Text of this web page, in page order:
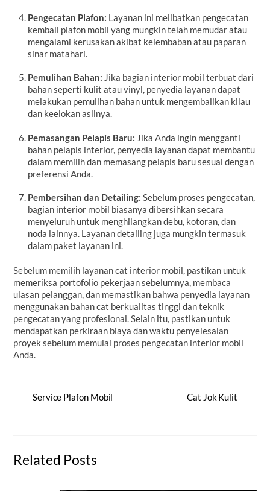
Pengecatan Plafon: Layanan ini melibatkan pengecatan
kembali plafon mobil yang mungkin telah memudar atau
mengalami kerusakan akibat kelembaban atau paparan
sinar matahari.
Pemulihan Bahan: Jika bagian interior mobil terbuat dari
bahan seperti kulit atau vinyl, penyedia layanan dapat
melakukan pemulihan bahan untuk mengembalikan kilau
dan keelokan aslinya.
Pemasangan Pelapis Baru: Jika Anda ingin mengganti
bahan pelapis interior, penyedia layanan dapat membantu
dalam memilih dan memasang pelapis baru sesuai dengan
preferensi Anda.
Pembersihan dan Detailing: Sebelum proses pengecatan,
bagian interior mobil biasanya dibersihkan secara
menyeluruh untuk menghilangkan debu, kotoran, dan
noda lainnya. Layanan detailing juga mungkin termasuk
dalam paket layanan ini.
Sebelum memilih layanan cat interior mobil, pastikan untuk
memeriksa portofolio pekerjaan sebelumnya, membaca
ulasan pelanggan, dan memastikan bahwa penyedia layanan
menggunakan bahan cat berkualitas tinggi dan teknik
pengecatan yang profesional. Selain itu, pastikan untuk
mendapatkan perkiraan biaya dan waktu penyelesaian
proyek sebelum memulai proses pengecatan interior mobil
Anda.
Service Plafon Mobil Cat Jok Kulit
Related Posts